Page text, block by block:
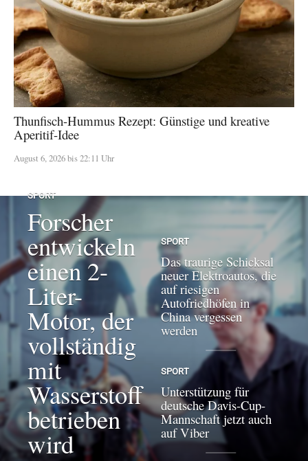
Thunfisch-Hummus Rezept: Günstige und kreative
Aperitif-Idee
August 6, 2026 bis 22:11 Uhr
SPORT
Forscher
entwickeln
einen 2-
Liter-
Motor, der
vollständig
mit
Wasserstoff
betrieben
wird
SPORT
Das traurige Schicksal
neuer Elektroautos, die
auf riesigen
Autofriedhöfen in
China vergessen
werden
SPORT
Unterstützung für
deutsche Davis-Cup-
Mannschaft jetzt auch
auf Viber